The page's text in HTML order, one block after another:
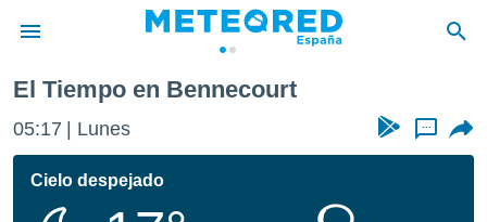
de
por
El Tiempo en Bennecourt
05:17 Lunes ...
Cielo despejado